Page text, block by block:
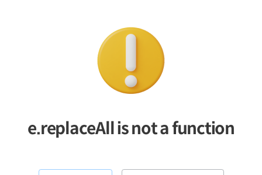
e.replaceAll is not a function